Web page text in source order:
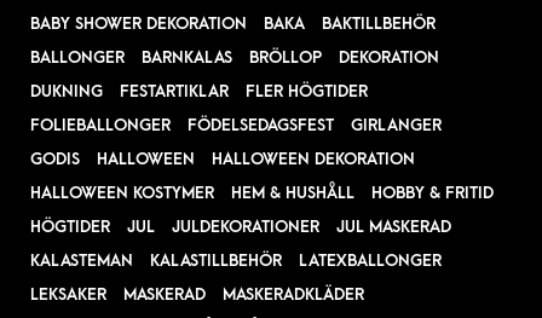
BABY SHOWER DEKORATION
BAKA
BAKTILLBEHÖR
BALLONGER
BARNKALAS BRÖLLOP
DEKORATION
DUKNING
FESTARTIKLAR
FLER HÖGTIDER
FOLIEBALLONGER
FÖDELSEDAGSFEST
GIRLANGER
GODIS
HALLOWEEN
HALLOWEEN DEKORATION
HALLOWEEN KOSTYMER
HEM & HUSHÅLL
HOBBY & FRITID
HÖGTIDER
JUL JULDEKORATIONER
JUL MASKERAD
KALASTEMAN
KALASTILLBEHÖR
LATEXBALLONGER
LEKSAKER
MASKERAD
MASKERADKLÄDER